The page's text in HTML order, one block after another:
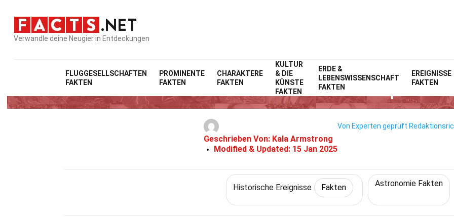
Verwandle deine Neugier in Entdeckungen
FLUGGESELLSCHAFTEN
FAKTEN
PROMINENTE
FAKTEN
CHARAKTERE
FAKTEN
KULTUR
& DIE
KÜNSTE
FAKTEN
ERDE &
LEBENSWISSENSCHAFT
FAKTEN
EREIGNISSE
FAKTEN
Home Geschichte Fakten Historische EreignisseFakten
30 Fakten Über Newtons Principia
Geschrieben Von: Kala Armstrong
Modified & Updated: 15 Jan 2025
Von Experten geprüft
Historische Ereignisse Fakten Astronomie Fakten